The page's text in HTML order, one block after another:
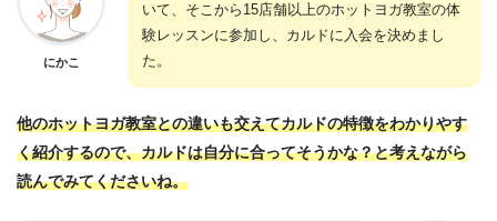
にかこ
いて、そこから15店舗以上のホットヨガ教室の体
験レッスンに参加し、カルドに入会を決めまし
た。
他のホットヨガ教室との違いも交えてカルドの特徴をわかりやす
く紹介するので、カルドは自分に合ってそうかな？と考えながら
読んでみてくださいね。